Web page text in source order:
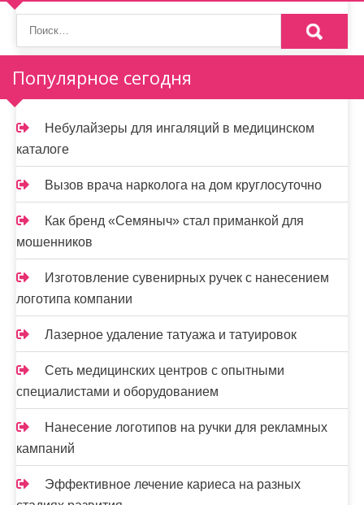
Популярное сегодня
Небулайзеры для ингаляций в медицинском
каталоге
Вызов врача нарколога на дом круглосуточно
Как бренд «Семяныч» стал приманкой для
мошенников
Изготовление сувенирных ручек с нанесением
логотипа компании
Лазерное удаление татуажа и татуировок
Сеть медицинских центров с опытными
специалистами и оборудованием
Нанесение логотипов на ручки для рекламных
кампаний
Эффективное лечение кариеса на разных